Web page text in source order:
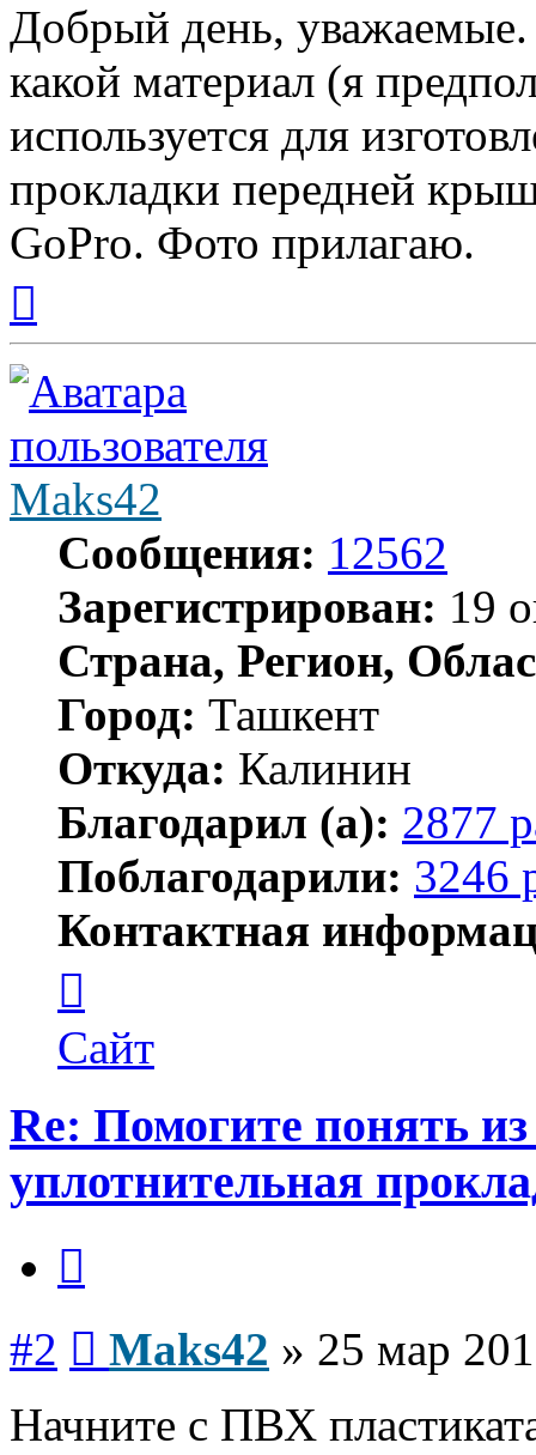
Добрый день,
какой материал (я
используется для
прокладки передней
GoPro. Фото прилагаю.
началу
Maks42
Сообщения: 12562
Зарегистрирован: 19
Страна, Регион,
Город: Ташкент
Откуда: Калинин
Благодарил (а): 2877
Поблагодарили: 3246
Контактная
пользователя
Maks42
Сайт
Re: Помогите понять из
уплотнительная
#2 Maks42 » 25 мар
Начните с ПВХ